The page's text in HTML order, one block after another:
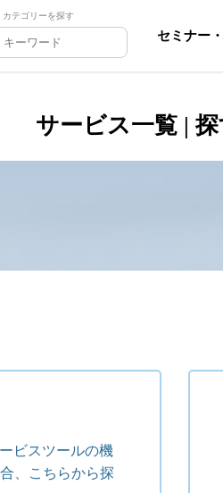
カテゴリーを探す
セミナー
サービス一覧 |
ビスツールの機
、こちらから探